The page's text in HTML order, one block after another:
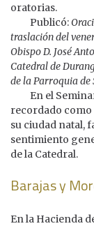
oratorias.
Publicó:
traslación del
Obispo D. José
Catedral de
de la Parroquia de
En el
recordado como
su ciudad natal,
sentimiento
de la Catedral.
Barajas y
En la Hacienda